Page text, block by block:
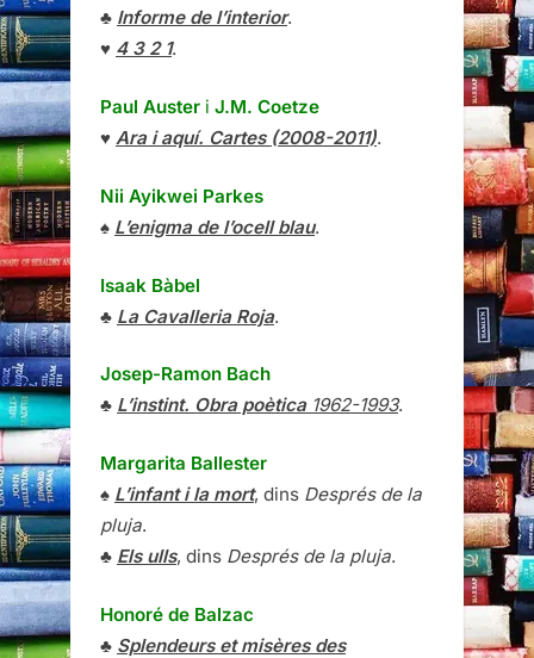
♣ Informe de l’interior.
♥ 4 3 2 1.
Paul Auster i J.M. Coetze
♥ Ara i aquí. Cartes (2008-2011).
Nii Ayikwei Parkes
♠ L’enigma de l’ocell blau.
Isaak Bàbel
♣ La Cavalleria Roja.
Josep-Ramon Bach
♣ L’instint. Obra poètica1962-1993.
Margarita Ballester
♠ L’infant i la mort, dins Després de la
pluja.
♣ Els ulls, dins Després de la pluja.
Honoré de Balzac
♣ Splendeurs et misères des